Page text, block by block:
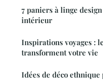
7 paniers à linge
intérieur
Inspirations voyages :
transforment votre vie
Idées de déco